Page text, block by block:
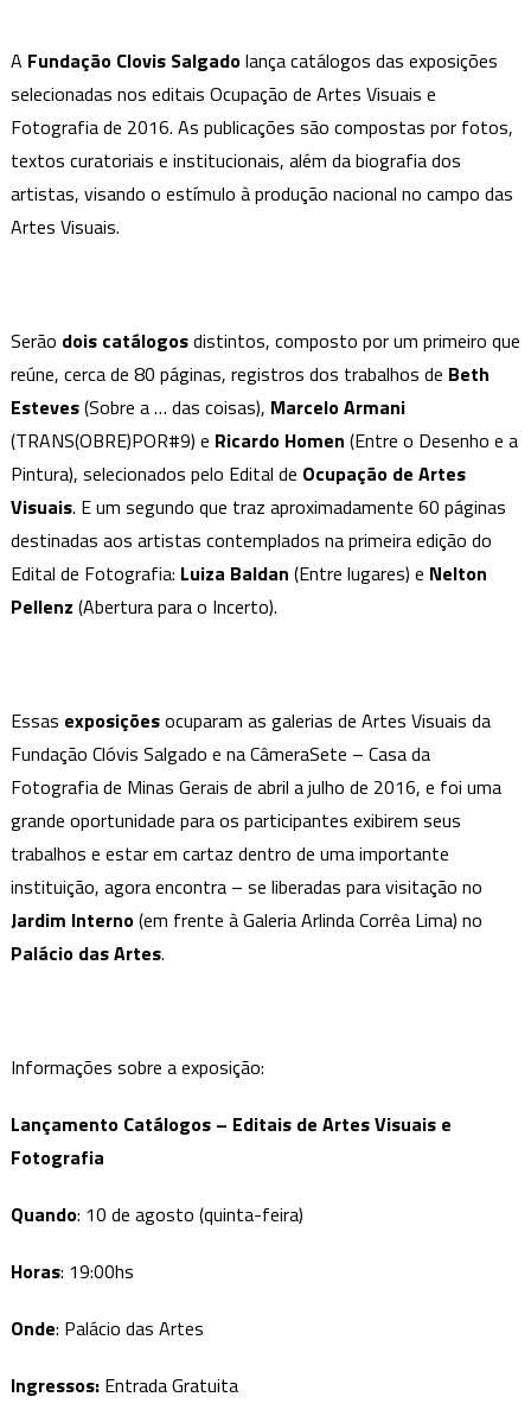
Catálogos
–
Editais
de
Artes
Visuais
A Fundação Clovis Salgadolança catálogos das exposições
selecionadas nos editais Ocupação de Artes Visuais e
Fotografia de 2016. As publicações são compostas por fotos,
textos curatoriais e institucionais, além da biografia dos
artistas, visando o estímulo à produção nacional no campo das
Artes Visuais.
Serão dois catálogosdistintos, composto por um primeiro que
reúne, cerca de 80 páginas, registros dos trabalhos de Beth
Esteves(Sobre a … das coisas), Marcelo Armani
(TRANS(OBRE)POR#9) e Ricardo Homen (Entre o Desenho e a
Pintura), selecionados pelo Edital de Ocupação de Artes
Visuais. E um segundo que traz aproximadamente 60 páginas
destinadas aos artistas contemplados na primeira edição do
Edital de Fotografia: Luiza Baldan (Entre lugares) e Nelton
Pellenz (Abertura para o Incerto).
Essas exposiçõesocuparam as galerias de Artes Visuais da
Fundação Clóvis Salgado e na CâmeraSete – Casa da
Fotografia de Minas Gerais de abril a julho de 2016, e foi uma
grande oportunidade para os participantes exibirem seus
trabalhos e estar em cartaz dentro de uma importante
instituição, agora encontra – se liberadas para visitação no
Jardim Interno(em frente à Galeria Arlinda Corrêa Lima) no
Palácio das Artes.
Informações sobre a exposição:
Lançamento Catálogos – Editais de Artes Visuais e
Fotografia
Quando: 10 de agosto (quinta-feira)
Horas: 19:00hs
Onde: Palácio das Artes
Ingressos: Entrada Gratuita